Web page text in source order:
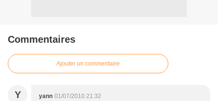
Commentaires
Ajouter un commentaire
Y yann 01/07/2010 21:32